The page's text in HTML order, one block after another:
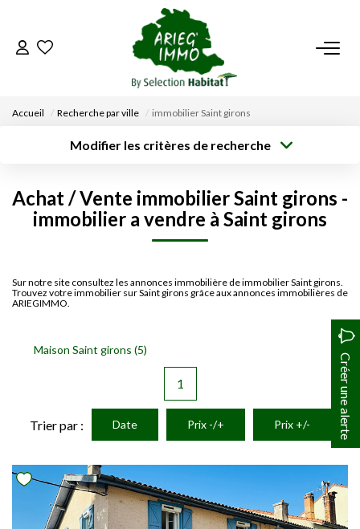
ACCUEIL
DÉPOSEZ VOTRE RECHERCHE
Accueil Recherche par ville immobilier Saint girons
Modifier les critères de recherche
Sélectionnez...
Type de bien
Surface min
Budget max
Achat / Vente immobilier Saint girons -
immobilier a vendre à Saint girons
Sur notre site consultez les annonces immobilière de immobilier Saint girons.
Trouvez votre immobilier sur Saint girons grâce aux annonces immobilières de
ARIEGIMMO.
Maison Saint girons (5)
Créer une alerte
1
Trier par : Date Prix -/+ Prix +/-